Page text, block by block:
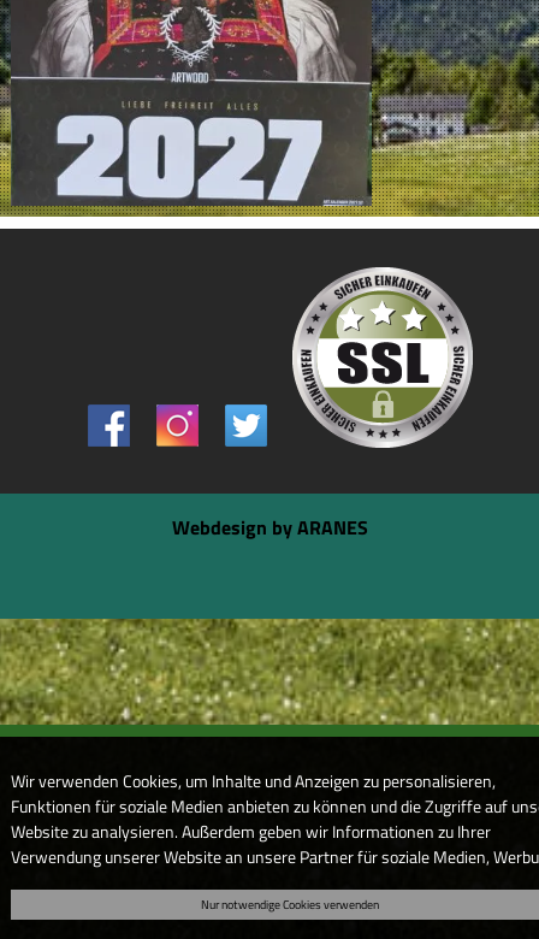
Webdesign by ARANES
Wir verwenden Cookies, um Inhalte und Anzeigen zu personalisieren,
Funktionen für soziale Medien anbieten zu können und die Zugriffe auf
Website zu analysieren. Außerdem geben wir Informationen zu Ihrer
Verwendung unserer Website an unsere Partner für soziale Medien,
möglicherweise mit weiteren Daten zusammen, die Sie ihnen
Nur notwendige Cookies verwenden